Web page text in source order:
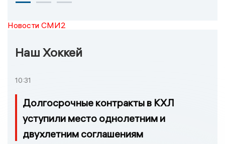
Новости СМИ2
Наш Хоккей
10:31
Долгосрочные контракты в КХЛ
уступили место однолетним и
двухлетним соглашениям